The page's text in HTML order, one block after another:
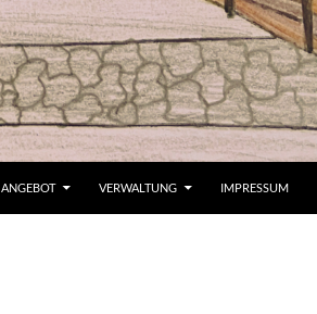
ANGEBOT VERWALTUNG IMPRESSUM